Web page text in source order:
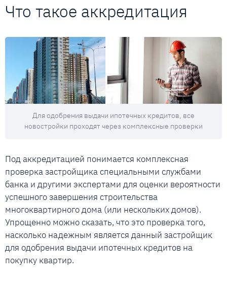
Что такое аккредитация
Для одобрения выдачи ипотечных кредитов, все
новостройки проходят через комплексные проверки
Под аккредитацией понимается комплексная
проверка застройщика специальными службами
банка и другими экспертами для оценки вероятности
успешного завершения строительства
многоквартирного дома (или нескольких домов).
Упрощенно можно сказать, что это проверка того,
насколько надежным является данный застройщик
для одобрения выдачи ипотечных кредитов на
покупку квартир.